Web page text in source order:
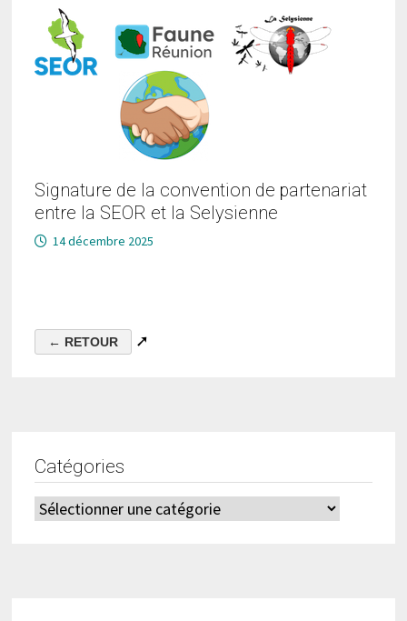
Signature de la convention de partenariat
entre la SEOR et la Selysienne
14 décembre 2025
➚
Catégories
Catégories